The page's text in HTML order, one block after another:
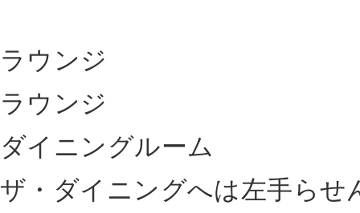
ラウンジ
ラウンジ
ダイニングルーム
ザ・ダイニングへは左手らせ